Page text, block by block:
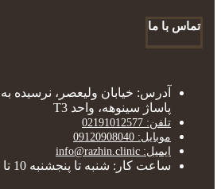
تماس با ما
آدرس: خیابان ولیعصر، نرسیده
پاساژ سینوهه، واحد T3
تلفن: 02191012577
موبایل: 09120908040
ایمیل: info@razhin.clinic
ساعت کار: شنبه تا پنجشنبه 10 تا 19